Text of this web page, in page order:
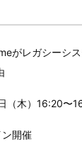
がレガシーシ
（木）16:20〜
開催